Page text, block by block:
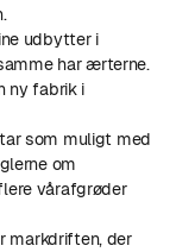
udbytter i
har ærterne.
ny fabrik i
som muligt med
om
vårafgrøder
markdriften, der